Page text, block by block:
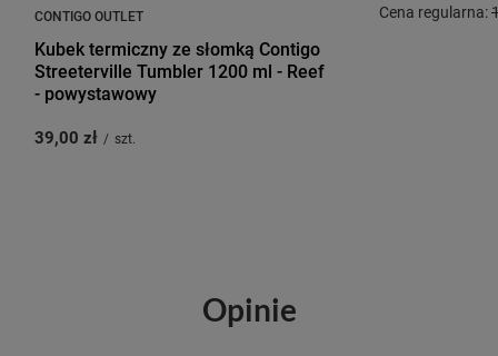
CONTIGO OUTLET
Kubek termiczny ze słomką Contigo
Streeterville Tumbler 1200 ml - Reef
- powystawowy
39,00 zł / szt.
Cena regularna:
Opinie